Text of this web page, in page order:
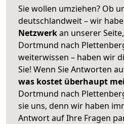
Sie wollen umziehen? Ob
deutschlandweit – wir
Netzwerkan unserer
Dortmund nach
weiterwissen – haben wir
Sie! Wenn Sie Antworten
was kostet überhaupt
Dortmund nach
sie uns, denn wir haben
Antwort auf Ihre Fragen